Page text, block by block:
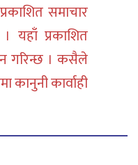
समाचार
यहाँ प्रकाशित
गरिन्छ । कसैले
कानुनी कार्वाही